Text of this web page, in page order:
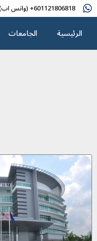
601121806818+ (واتس اب)
الرئيسية الجامعات